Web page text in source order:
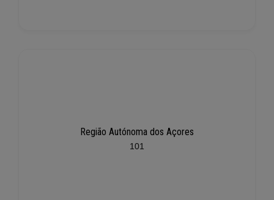
Região Autónoma dos Açores
101